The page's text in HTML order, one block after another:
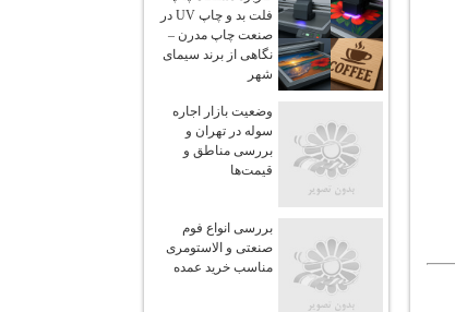
فلت‌ بد و چاپ UV در
صنعت چاپ مدرن –
نگاهی از برند سیمای
شهر
وضعیت بازار اجاره
سوله در تهران و
بررسی مناطق و
قیمت‌ها
بررسی انواع فوم
صنعتی و الاستومری
مناسب خرید عمده